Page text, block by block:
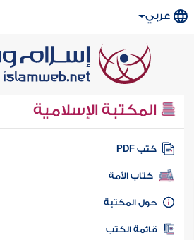
عربي
المكتبة الإسلامية
كتب PDF
كتاب الأمة
المكتبة